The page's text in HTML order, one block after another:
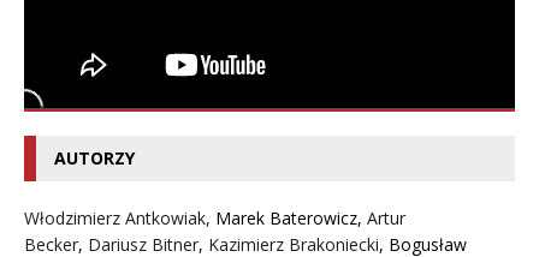
AUTORZY
Włodzimierz Antkowiak, Marek Baterowicz, Artur
Becker, Dariusz Bitner, Kazimierz Brakoniecki, Bogusław